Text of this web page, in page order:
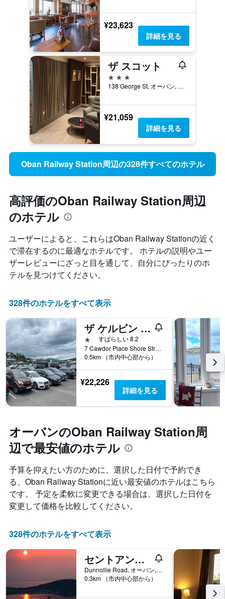
¥23,623
詳細を見る
ザ スコット
3つ星
138 George St, オーバン, イギリス
¥21,059
詳細を見る
Oban Railway Station周辺の328件すべてのホテル
高評価のOban Railway Station周辺
のホテル
ユーザーによると、これらはOban Railway Station​の近く
で滞在するのに最適なホテルです。 ホテルの説明やユー
ザーレビューにざっと目を通して、自分にぴったりのホ
テルを見つけてください。
328件のホテルをすべて表示
ザ ケルビン ホテル
1つ星すばらしい 8.2
7 Cawdor Place Shore Street, オーバン, イギリス
0.5km （市内中心部から）
¥22,226
詳細を見る
オーバンのOban Railway Station周
辺で最安値のホテル
予算を抑えたい方のために、選択した日付で予約でき
る、Oban Railway Stationに近い最安値のホテルはこちら
です。 予定を柔軟に変更できる場合は、選択した日付を
変更して価格を比較してください。
328件のホテルをすべて表示
セントアンネーズゲストハウス
Dunnollie Road, オーバン, イギリス
0.3km （市内中心部から）